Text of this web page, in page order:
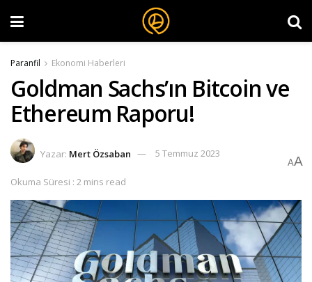
Paranfil Ekonomi Haberleri
Goldman Sachs’ın Bitcoin ve
Ethereum Raporu!
Yazar: Mert Özsaban 5 Temmuz 2023
Okuma Süresi : 2 mins read
AA